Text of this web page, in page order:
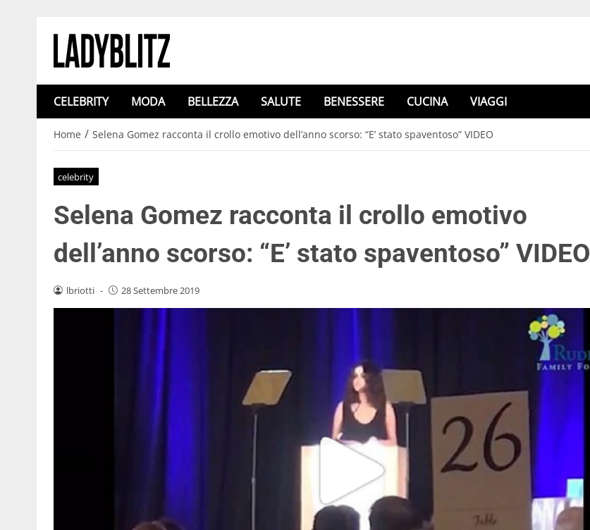
CELEBRITY MODA BELLEZZA SALUTE BENESSERE CUCINA VIAGGI
Home / Selena Gomez racconta il crollo emotivo dell’anno scorso: “E’ stato spaventoso” VIDEO
celebrity
Selena Gomez racconta il crollo emotivo
dell’anno scorso: “E’ stato spaventoso” VIDEO
lbriotti - 28 Settembre 2019